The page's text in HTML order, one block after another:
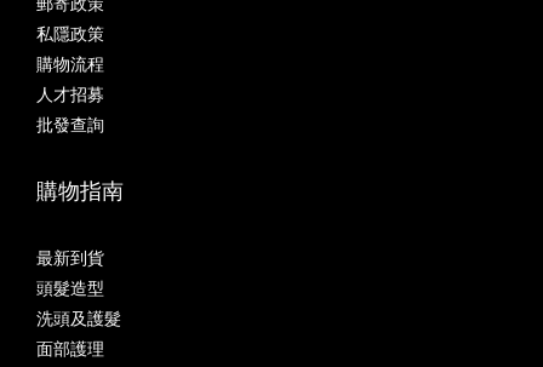
私隱政策
購物流程
人才招募
批發查詢
購物指南
最新到貨
頭髮造型
洗頭及護髮
面部護理